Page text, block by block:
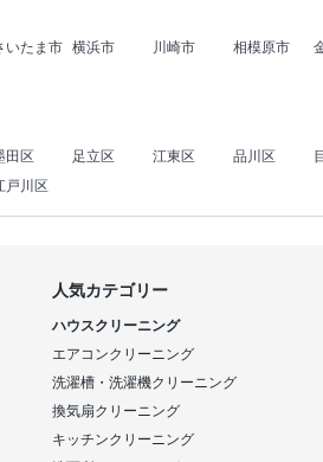
いたま市 横浜市 川崎市 相模原市
田区 足立区 江東区 品川区
戸川区
人気カテゴリー
ハウスクリーニング
エアコンクリーニング
洗濯槽・洗濯機クリーニング
換気扇クリーニング
キッチンクリーニング